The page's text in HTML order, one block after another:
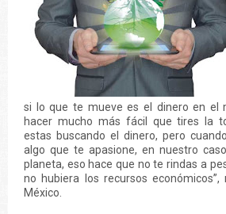
si lo que te mueve es el dinero en el
hacer mucho más fácil que tires la
estas buscando el dinero, pero
algo que te apasione, en nuestro
planeta, eso hace que no te rindas a
no hubiera los recursos
México.